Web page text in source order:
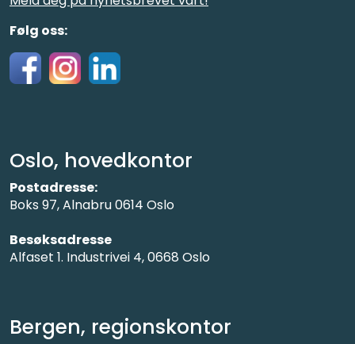
Følg oss:
Bergen, regionskontor
Oslo, hovedkontor
Postadresse:
Boks 97, Alnabru 0614 Oslo
Besøksadresse
Alfaset 1. Industrivei 4, 0668 Oslo